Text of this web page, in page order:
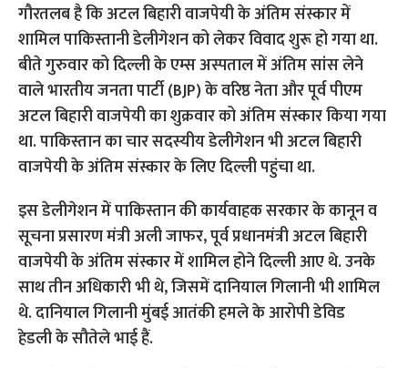
गौरतलब है कि अटल बिहारी वाजपेयी के अंतिम संस्कार में
शामिल पाकिस्तानी डेलीगेशन को लेकर विवाद शुरू हो गया था.
बीते गुरुवार को दिल्ली के एम्स अस्पताल में अंतिम सांस लेने
वाले भारतीय जनता पार्टी (BJP) के वरिष्ठ नेता और पूर्व पीएम
अटल बिहारी वाजपेयी का शुक्रवार को अंतिम संस्कार किया गया
था. पाकिस्तान का चार सदस्यीय डेलीगेशन भी अटल बिहारी
वाजपेयी के अंतिम संस्कार के लिए दिल्ली पहुंचा था.
इस डेलीगेशन में पाकिस्तान की कार्यवाहक सरकार के कानून व
सूचना प्रसारण मंत्री अली जाफर, पूर्व प्रधानमंत्री अटल बिहारी
वाजपेयी के अंतिम संस्कार में शामिल होने दिल्ली आए थे. उनके
साथ तीन अधिकारी भी थे, जिसमें दानियाल गिलानी भी शामिल
थे. दानियाल गिलानी मुंबई आतंकी हमले के आरोपी डेविड
हेडली के सौतेले भाई हैं.